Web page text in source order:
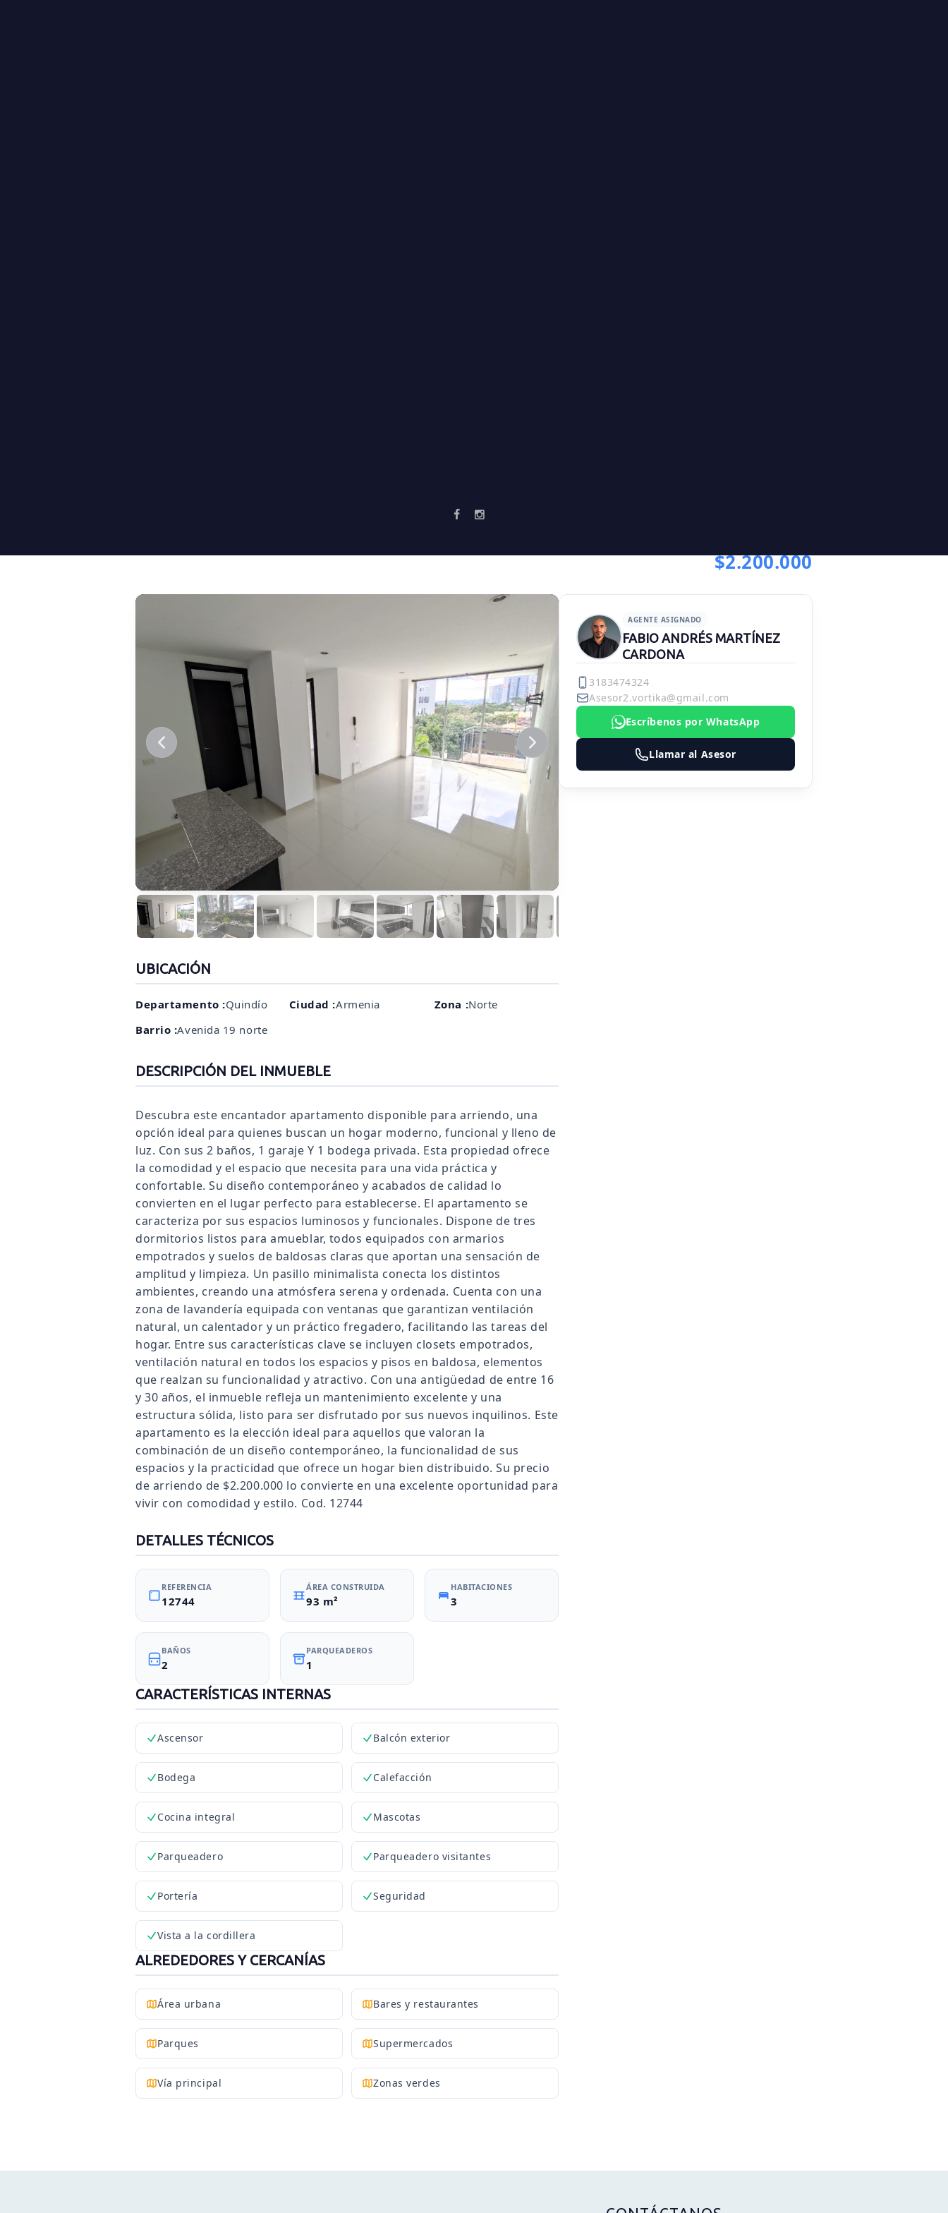
$2.200.000
UBICACIÓN
Departamento :Quindío Ciudad :Armenia Zona :Norte
Barrio :Avenida 19 norte
DESCRIPCIÓN DEL INMUEBLE
Descubra este encantador apartamento disponible para arriendo, una
opción ideal para quienes buscan un hogar moderno, funcional y lleno de
luz. Con sus 2 baños, 1 garaje Y 1 bodega privada. Esta propiedad ofrece
la comodidad y el espacio que necesita para una vida práctica y
confortable. Su diseño contemporáneo y acabados de calidad lo
convierten en el lugar perfecto para establecerse. El apartamento se
caracteriza por sus espacios luminosos y funcionales. Dispone de tres
dormitorios listos para amueblar, todos equipados con armarios
empotrados y suelos de baldosas claras que aportan una sensación de
amplitud y limpieza. Un pasillo minimalista conecta los distintos
ambientes, creando una atmósfera serena y ordenada. Cuenta con una
zona de lavandería equipada con ventanas que garantizan ventilación
natural, un calentador y un práctico fregadero, facilitando las tareas del
hogar. Entre sus características clave se incluyen closets empotrados,
ventilación natural en todos los espacios y pisos en baldosa, elementos
que realzan su funcionalidad y atractivo. Con una antigüedad de entre 16
y 30 años, el inmueble refleja un mantenimiento excelente y una
estructura sólida, listo para ser disfrutado por sus nuevos inquilinos. Este
apartamento es la elección ideal para aquellos que valoran la
combinación de un diseño contemporáneo, la funcionalidad de sus
espacios y la practicidad que ofrece un hogar bien distribuido. Su precio
de arriendo de $2.200.000 lo convierte en una excelente oportunidad para
vivir con comodidad y estilo. Cod. 12744
DETALLES TÉCNICOS
REFERENCIA
12744
ÁREA CONSTRUIDA
93 m²
HABITACIONES
3
BAÑOS
2
PARQUEADEROS
1
CARACTERÍSTICAS INTERNAS
Ascensor Balcón exterior
Bodega Calefacción
Cocina integral Mascotas
Parqueadero Parqueadero visitantes
Portería Seguridad
Vista a la cordillera
ALREDEDORES Y CERCANÍAS
Área urbana Bares y restaurantes
Parques Supermercados
Vía principal Zonas verdes
AGENTE ASIGNADO
FABIO ANDRÉS MARTÍNEZ
CARDONA
3183474324
Asesor2.vortika@gmail.com
Escríbenos por WhatsApp
Llamar al Asesor